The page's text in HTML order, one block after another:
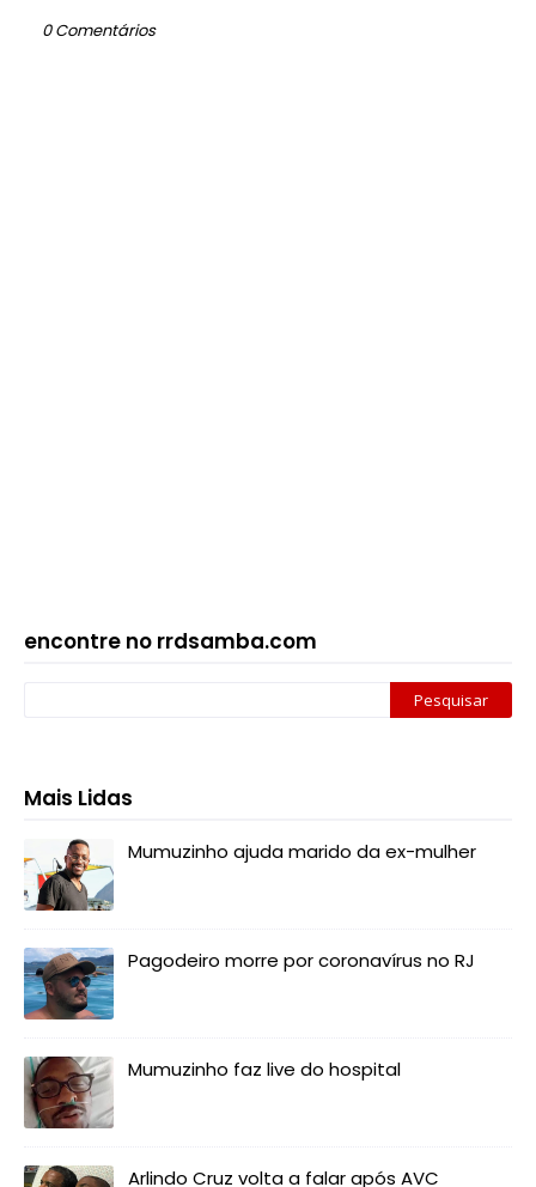
0 Comentários
encontre no rrdsamba.com
Mais Lidas
Mumuzinho ajuda marido da ex-mulher
Pagodeiro morre por coronavírus no RJ
Mumuzinho faz live do hospital
Arlindo Cruz volta a falar após AVC